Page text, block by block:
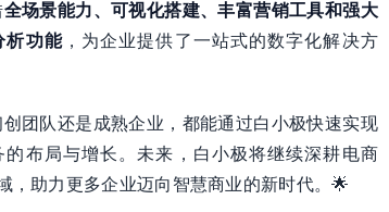
全场景能力、可视化搭建、丰富营销工具和强大
析功能，为企业提供了一站式的数字化解决方
团队还是成熟企业，都能通过白小极快速实现
的布局与增长。未来，白小极将继续深耕电商
，助力更多企业迈向智慧商业的新时代。🌟